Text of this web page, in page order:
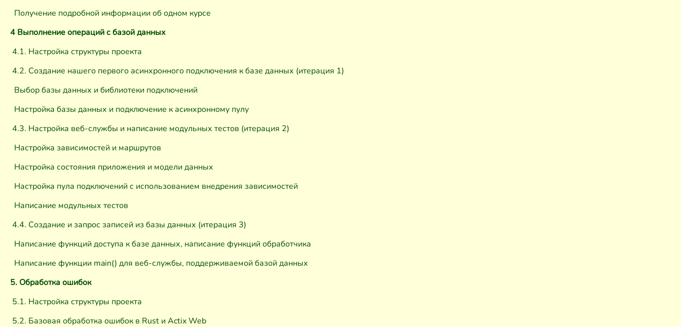
Получение подробной информации об одном курсе
4 Выполнение операций с базой данных
4.1. Настройка структуры проекта
4.2. Создание нашего первого асинхронного подключения к базе данных (итерация 1)
Выбор базы данных и библиотеки подключений
Настройка базы данных и подключение к асинхронному пулу
4.3. Настройка веб-службы и написание модульных тестов (итерация 2)
Настройка зависимостей и маршрутов
Настройка состояния приложения и модели данных
Настройка пула подключений с использованием внедрения зависимостей
Написание модульных тестов
4.4. Создание и запрос записей из базы данных (итерация 3)
Написание функций доступа к базе данных, написание функций обработчика
Написание функции main() для веб-службы, поддерживаемой базой данных
5. Обработка ошибок
5.1. Настройка структуры проекта
5.2. Базовая обработка ошибок в Rust и Actix Web